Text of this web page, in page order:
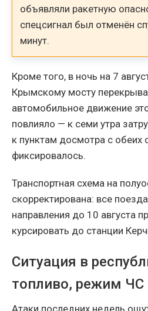
объявляли ракетную
спецсигнал был отменён
минут.
Кроме того, в ночь на 7
Крымскому мосту
автомобильное движение
повлияло — к семи утра
к пунктам досмотра с обеих
фиксировалось.
Транспортная схема на
скорректирована: все
направления до 10 августа
курсировать до станции
Ситуация в
топливо, режим ЧС